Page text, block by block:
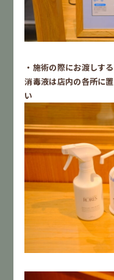
・施術の際にお渡しす
消毒液は店内の各所に
い